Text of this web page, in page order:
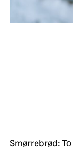
Smørrebrød: Το